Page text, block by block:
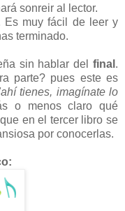
sonreir al lector.
Es muy fácil de leer y
terminado.
sin hablar del final .
parte? pues este es
tienes, imagínate lo
o menos claro qué
en el tercer libro se
por conocerlas.